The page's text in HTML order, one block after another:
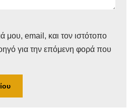
μου, email, και τον ιστότοπο
για την επόμενη φορά που